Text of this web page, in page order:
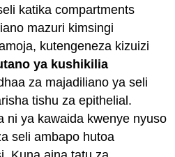
katika compartments
mazuri kimsingi
kutengeneza kizuizi
ya kushikilia
za majadiliano ya seli
tishu za epithelial.
ni ya kawaida kwenye nyuso
seli ambapo hutoa